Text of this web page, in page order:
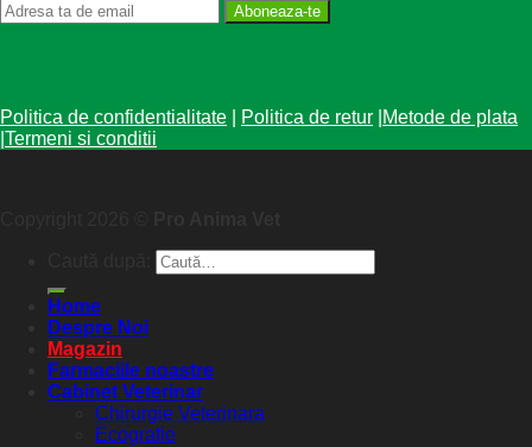
Aboneaza-te
Politica de confidentialitate Politica de retur Metode de plata
Termeni si conditii
Home
Despre Noi
Magazin
Farmaciile noastre
Cabinet Veterinar
Chirurgie Veterinara
Ecografie